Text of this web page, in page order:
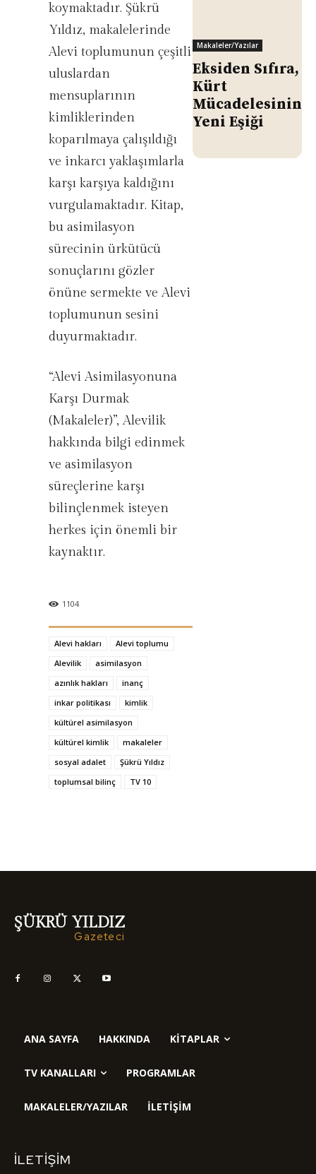
koymaktadır. Şükrü
Yıldız, makalelerinde
Alevi toplumunun çeşitli
uluslardan
mensuplarının
kimliklerinden
koparılmaya çalışıldığı
ve inkarcı yaklaşımlarla
karşı karşıya kaldığını
vurgulamaktadır. Kitap,
bu asimilasyon
sürecinin ürkütücü
sonuçlarını gözler
önüne sermekte ve Alevi
toplumunun sesini
duyurmaktadır.
“Alevi Asimilasyonuna
Karşı Durmak
(Makaleler)”, Alevilik
hakkında bilgi edinmek
ve asimilasyon
süreçlerine karşı
bilinçlenmek isteyen
herkes için önemli bir
kaynaktır.
1104
Alevi hakları
Alevi toplumu
Alevilik
asimilasyon
azınlık hakları
inanç
inkar politikası
kimlik
kültürel asimilasyon
kültürel kimlik
makaleler
sosyal adalet
Şükrü Yıldız
toplumsal bilinç
TV 10
Makaleler/Yazılar
Eksiden Sıfıra,
Kürt
Mücadelesinin
Yeni Eşiği
ŞÜKRÜ YILDIZ
Gazeteci
ANA SAYFA HAKKINDA KITAPLAR
TV KANALLARI PROGRAMLAR
MAKALELER/YAZILAR İLETIŞIM
İLETIŞIM